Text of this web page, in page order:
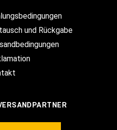
und Rückgabe